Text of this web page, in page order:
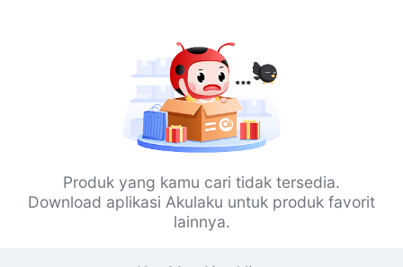
Produk yang kamu cari tidak tersedia.
Download aplikasi Akulaku untuk produk favorit
lainnya.